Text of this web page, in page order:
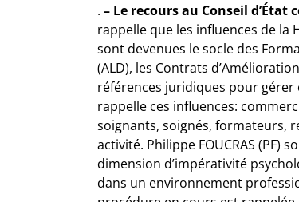
. – Le recours au Conseil
rappelle que les influences de
sont devenues le socle des
(ALD), les Contrats
références juridiques pour
rappelle ces influences:
soignants, soignés, formateurs,
activité. Philippe FOUCRAS
dimension d’impérativité
dans un environnement